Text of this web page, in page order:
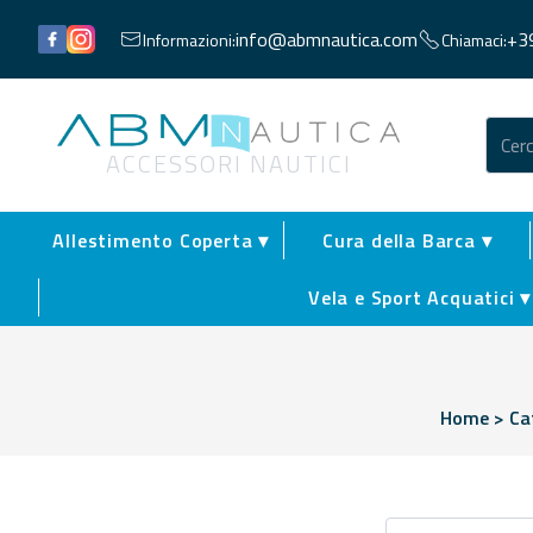
Informazioni:info@abmnautica.com Chiamaci:
Facebook
Instagram
Abm Nautica
ACCESSORI NAUTICI
Allestimento Coperta ▾ Cura della Barca ▾
Vela e Sport Acquatici ▾
Home >